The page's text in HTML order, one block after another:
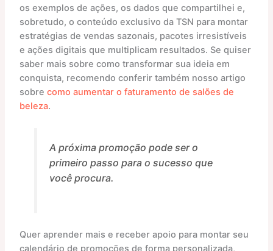
os exemplos de ações, os dados que compartilhei e,
sobretudo, o conteúdo exclusivo da TSN para montar
estratégias de vendas sazonais, pacotes irresistíveis
e ações digitais que multiplicam resultados. Se quiser
saber mais sobre como transformar sua ideia em
conquista, recomendo conferir também nosso artigo
sobre como aumentar o faturamento de salões de
beleza.
A próxima promoção pode ser o
primeiro passo para o sucesso que
você procura.
Quer aprender mais e receber apoio para montar seu
calendário de promoções de forma personalizada,